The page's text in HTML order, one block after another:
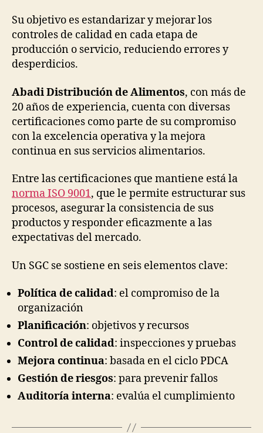
Su objetivo es estandarizar y mejorar los
controles de calidad en cada etapa de
producción o servicio, reduciendo errores y
desperdicios.
Abadi Distribución de Alimentos, con más de
20 años de experiencia, cuenta con diversas
certificaciones como parte de su compromiso
con la excelencia operativa y la mejora
continua en sus servicios alimentarios.
Entre las certificaciones que mantiene está la
norma ISO 9001, que le permite estructurar sus
procesos, asegurar la consistencia de sus
productos y responder eficazmente a las
expectativas del mercado.
Un SGC se sostiene en seis elementos clave:
Política de calidad: el compromiso de la
organización
Planificación: objetivos y recursos
Control de calidad: inspecciones y pruebas
Mejora continua: basada en el ciclo PDCA
Gestión de riesgos: para prevenir fallos
Auditoría interna: evalúa el cumplimiento